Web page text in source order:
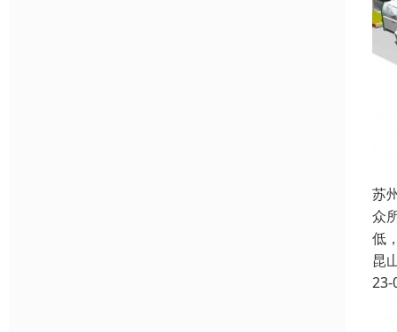
苏
众
低
昆
23-